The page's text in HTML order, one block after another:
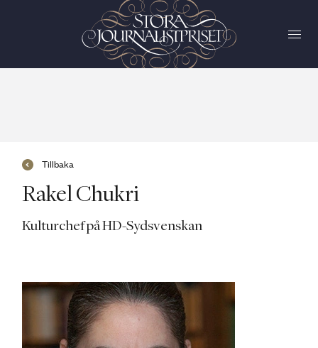
Rakel Chukri
Kulturchef på HD-Sydsvenskan
Tillbaka